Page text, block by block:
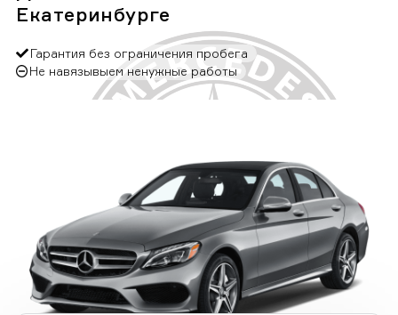
Екатеринбурге
Гарантия без ограничения пробега
Не навязывыем ненужные работы